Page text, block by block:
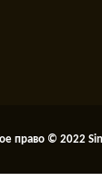
право © 2022